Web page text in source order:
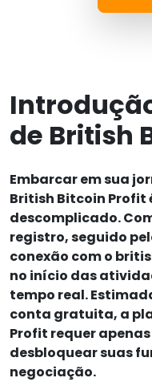
de British
Embarcar em sua
British Bitcoin Profit
descomplicado.
registro, seguido
conexão com o
no início das
tempo real.
conta gratuita, a
Profit requer
desbloquear suas
negociação.